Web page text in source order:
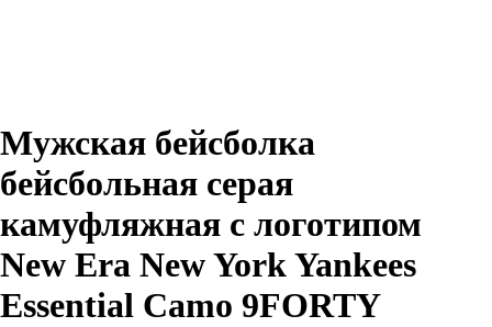
Мужская бейсболка
бейсбольная серая
камуфляжная с логотипом
New Era New York Yankees
Essential Camo 9FORTY